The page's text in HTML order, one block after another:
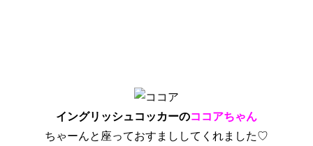
イングリッシュコッカーのココアちゃん
ちゃーんと座っておすまししてくれました♡